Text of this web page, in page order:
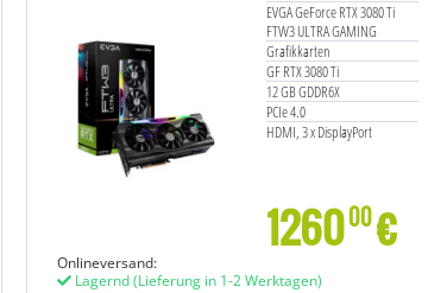
EVGA GeForce RTX 3080 Ti
FTW3 ULTRA GAMING
Grafikkarten
GF RTX 3080 Ti
12 GB GDDR6X
PCIe 4.0
HDMI, 3 x DisplayPort
126000€
Onlineversand:
Lagernd(Lieferung in 1-2 Werktagen)